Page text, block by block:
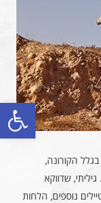
פתח
הקורונה,
שדווקא
נוספים, הלחות